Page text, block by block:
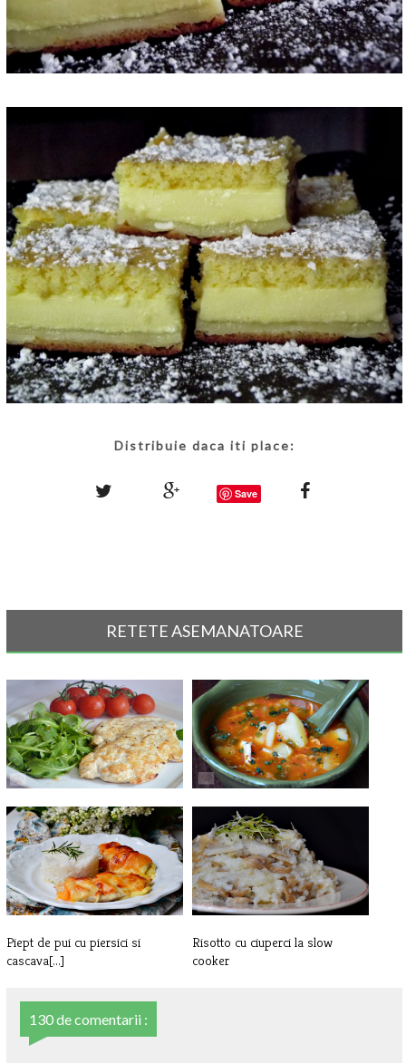
Distribuie daca iti place:
Save
RETETE ASEMANATOARE
Piept de pui pe grill, cu salata
de[...]
Bors de cartofi
Piept de pui cu piersici si
cascava[...]
Risotto cu ciuperci la slow
cooker
130 de comentarii :